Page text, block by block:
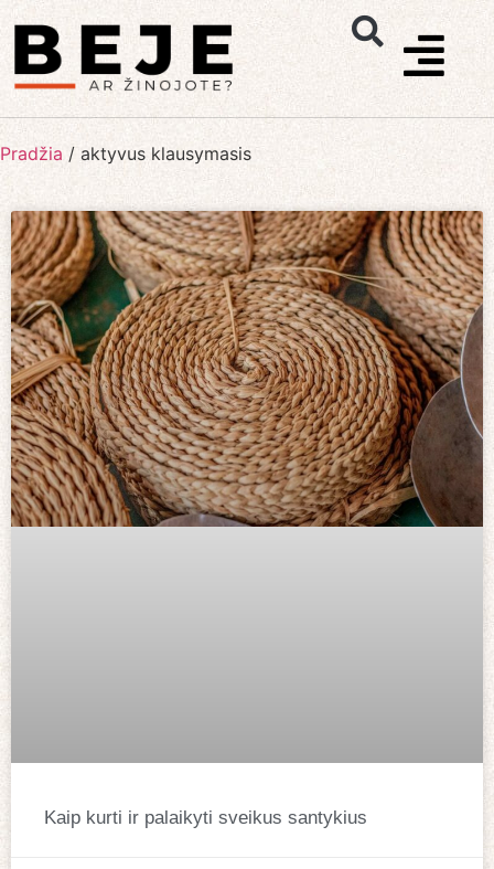
Pradžia / aktyvus klausymasis
Kaip kurti ir palaikyti sveikus santykius